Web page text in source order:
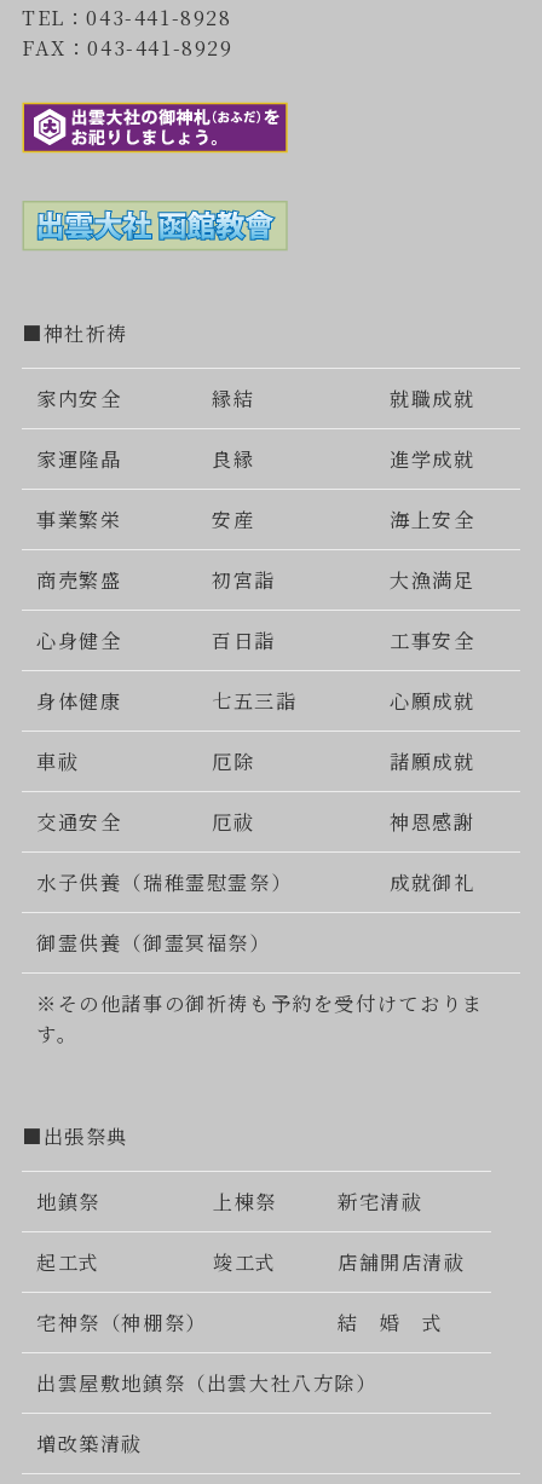
TEL：043-441-8928
FAX：043-441-8929
■神社祈祷
家内安全 縁結 就職成就
家運隆晶 良縁 進学成就
事業繁栄 安産 海上安全
商売繁盛 初宮詣 大漁満足
心身健全 百日詣 工事安全
身体健康 七五三詣 心願成就
車祓 厄除 諸願成就
交通安全 厄祓 神恩感謝
水子供養（瑞稚霊慰霊祭） 成就御礼
御霊供養（御霊冥福祭）
※その他諸事の御祈祷も予約を受付けておりま
す。
■出張祭典
地鎮祭 上棟祭 新宅清祓
起工式 竣工式 店舗開店清祓
宅神祭（神棚祭） 結 婚 式
出雲屋敷地鎮祭（出雲大社八方除）
増改築清祓